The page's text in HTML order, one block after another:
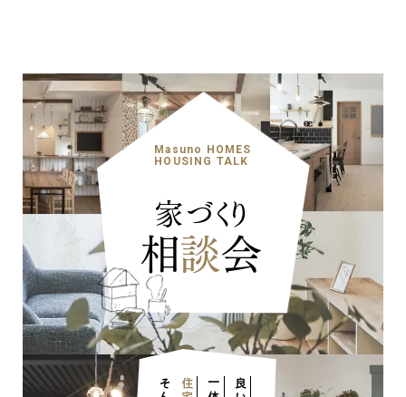
ナチュラル
ナチュラル
カントリー
ヴィンテージ
Masuno HOMES
HOUSING TALK
家づくり
相談会
一体 良い